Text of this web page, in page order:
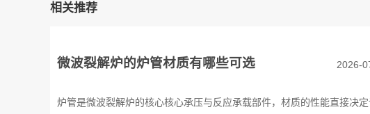
相关推荐
微波裂解炉的炉管材质有哪些可选
炉管是微波裂解炉的核心核心承压与反应承载部件，材质的性能直接决
2026-